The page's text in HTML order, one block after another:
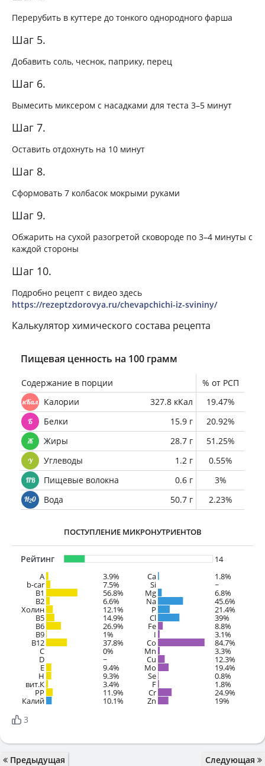
Перерубить в куттере до тонкого однородного фарша
Шаг 5.
Добавить соль, чеснок, паприку, перец
Шаг 6.
Вымесить миксером с насадками для теста 3–5 минут
Шаг 7.
Оставить отдохнуть на 10 минут
Шаг 8.
Сформовать 7 колбасок мокрыми руками
Шаг 9.
Обжарить на сухой разогретой сковороде по 3–4 минуты с
каждой стороны
Шаг 10.
Подробно рецепт с видео здесь
https://rezeptzdorovya.ru/chevapchichi-iz-svininy/
Калькулятор химического состава рецепта
Пищевая ценность на 100 грамм
Содержание в порции
% от РСП
Калории
327.8 кКал
19.47%
Белки
15.9 г
20.92%
Жиры
28.7 г
51.25%
Углеводы
1.2 г
0.55%
Пищевые волокна
0.6 г
3%
Вода
50.7 г 2.23%
ПОСТУПЛЕНИЕ МИКРОНУТРИЕНТОВ
Рейтинг
14
A
3.9%
b-car 7.5%
В1 56.8%
B2 6.6%
Холин 12.1%
B5 14.9%
B6 26.9%
B9 1%
B12 37.8%
C 0%
D ~
E 9.4%
H 9.3%
вит.К 3.4%
PP 11.9%
Калий 10.1%
Ca 1.8%
Si ~
Mg 6.8%
Na 45.6%
P 21.4%
Cl 39%
Fe 8.8%
I 3.1%
Co 84.7%
Mn 3.3%
Cu 12.3%
Mo 19.4%
Se 0.8%
F 1.8%
Cr 24.9%
Zn 19%
3
Предыдущая Следующая